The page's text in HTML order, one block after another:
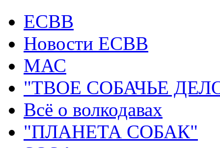
ECВB
Новости ЕСВВ
МАС
"ТВОЕ СОБАЧЬЕ
Всё о волкодавах
"ПЛАНЕТА СОБАК"